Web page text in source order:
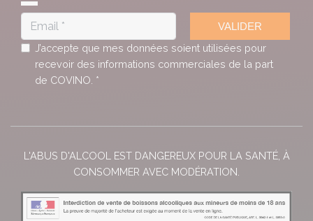
VALIDER
J’accepte que mes données soient utilisées pour
recevoir des informations commerciales de la part
de COVINO. *
L'ABUS D'ALCOOL EST DANGEREUX POUR LA SANTÉ, À
CONSOMMER AVEC MODÉRATION.